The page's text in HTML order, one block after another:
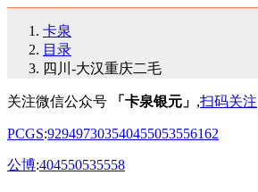
卡泉
目录
四川-大汉重庆二毛
关注微信公众号 「卡泉银元」 ,扫码关注
PCGS:929497303540455053556162
公博:404550535558